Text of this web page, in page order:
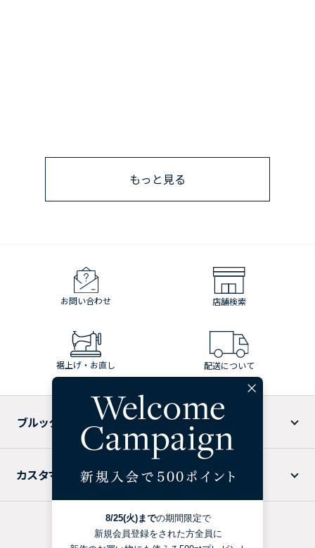
もっと見る
お問い合わせ 店舗検索
裾上げ・お直し 配送について
ブルックス ブラザーズについて
カスタマーサービス